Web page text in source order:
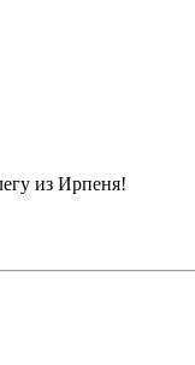
из Ирпеня!